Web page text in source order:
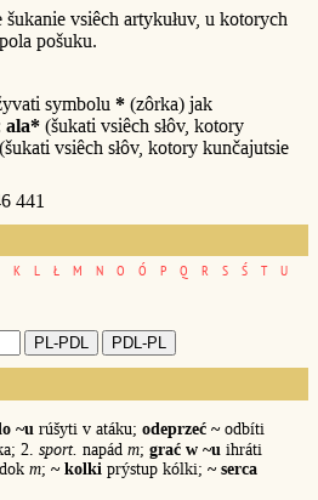
šukanie vsiêch artykułuv, u kotorych
pošuku.
symbolu * (zôrka) jak
ala* (šukati vsiêch słôv, kotory
(šukati vsiêch słôv, kotory kunčajutsie
441
K L Ł M N O Ó P Q R S Ś T
U
~u rúšyti v atáku; odeprzeć ~odbíti
2. sport. napád m; grać w ~u ihráti
m; ~ kolki prýstup kólki; ~ serca